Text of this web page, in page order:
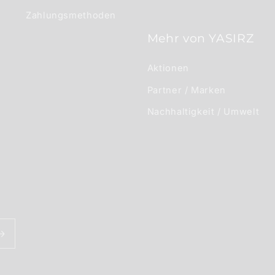
Zahlungsmethoden
Mehr von YASIRZ
Aktionen
Partner / Marken
Nachhaltigkeit / Umwelt